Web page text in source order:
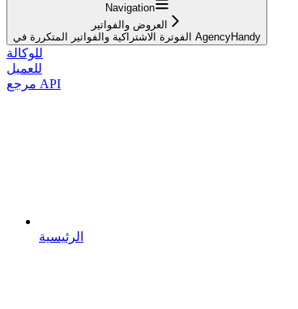
Navigation
العروض والفواتير
الفوترة الاشتراكية والفواتير المتكررة في AgencyHandy
للوكالة
للعميل
مرجع API
الرئيسية